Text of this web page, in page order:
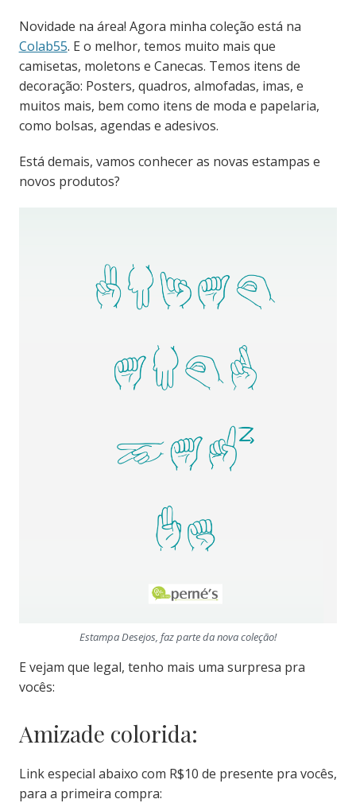
Novidade na área! Agora minha coleção está na
Colab55. E o melhor, temos muito mais que
camisetas, moletons e Canecas. Temos itens de
decoração: Posters, quadros, almofadas, imas, e
muitos mais, bem como itens de moda e papelaria,
como bolsas, agendas e adesivos.
Está demais, vamos conhecer as novas estampas e
novos produtos?
Estampa Desejos, faz parte da nova coleção!
E vejam que legal, tenho mais uma surpresa pra
vocês:
Amizade colorida:
Link especial abaixo com R$10 de presente pra vocês,
para a primeira compra: